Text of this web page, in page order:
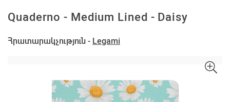
Quaderno - Medium Lined - Daisy
Հրատարակչություն - Legami